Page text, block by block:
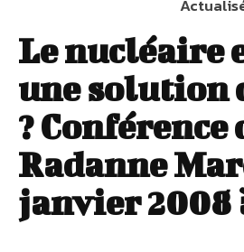
Le nucléaire
une solution
? Conférence
Radanne
janvier 2008